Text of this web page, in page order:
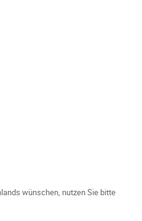
wünschen, nutzen Sie bitte